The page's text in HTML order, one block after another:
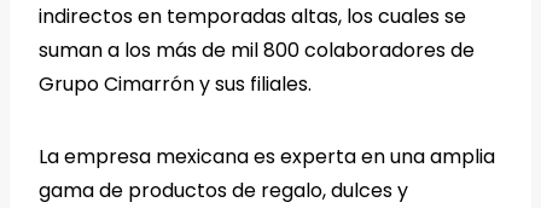
indirectos en temporadas altas, los cuales se
suman a los más de mil 800 colaboradores de
Grupo Cimarrón y sus filiales.
La empresa mexicana es experta en una amplia
gama de productos de regalo, dulces y